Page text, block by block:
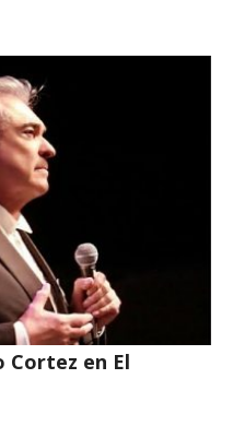
Cortez en El